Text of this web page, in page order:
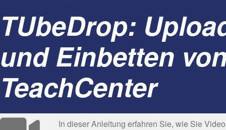
TUbeDrop:
und Einbetten
TeachCenter
In dieser Anleitung erfahren Sie, wie Sie